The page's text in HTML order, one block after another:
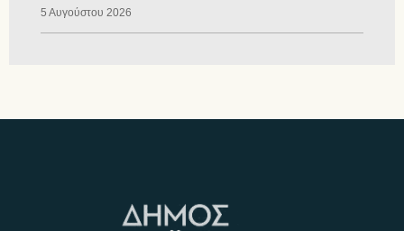
5 Αυγούστου 2026